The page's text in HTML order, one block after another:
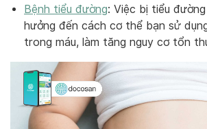
Bệnh tiểu đường: Việc bị tiểu
hưởng đến cách cơ thể bạn sử
trong máu, làm tăng nguy cơ tổn